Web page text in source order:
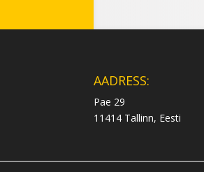
AADRESS:
Pae 29
11414 Tallinn, Eesti